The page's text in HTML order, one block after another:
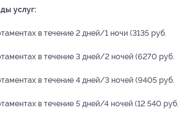
услуг:
в течение 2 дней/1 ночи (3135 руб.
в течение 3 дней/2 ночей (6270 руб.
в течение 4 дней/3 ночей (9405 руб.
в течение 5 дней/4 ночей (12 540 руб.